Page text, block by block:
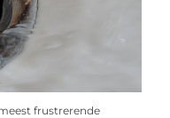
frustrerende